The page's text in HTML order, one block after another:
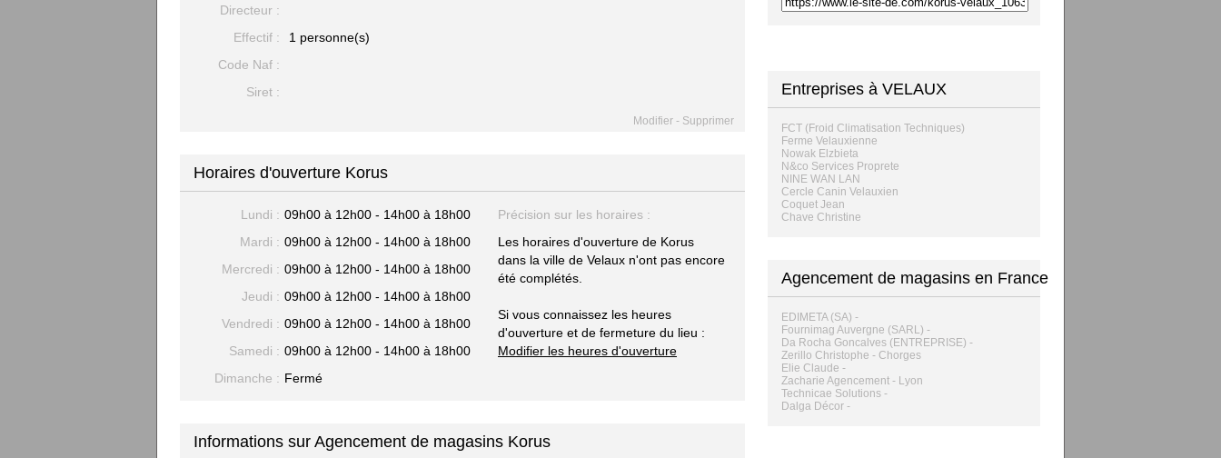
Directeur :
Effectif :
1 personne(s)
Code Naf :
Siret :
Modifier - Supprimer
Horaires d'ouverture Korus
Lundi : 09h00 à 12h00 - 14h00 à 18h00
Mardi : 09h00 à 12h00 - 14h00 à 18h00
Mercredi : 09h00 à 12h00 - 14h00 à 18h00
Jeudi : 09h00 à 12h00 - 14h00 à 18h00
Vendredi : 09h00 à 12h00 - 14h00 à 18h00
Samedi : 09h00 à 12h00 - 14h00 à 18h00
Dimanche : Fermé
Précision sur les horaires :
Les horaires d'ouverture de Korus
dans la ville de Velaux n'ont pas encore
été complétés.
Si vous connaissez les heures
d'ouverture et de fermeture du lieu :
Modifier les heures d'ouverture
Informations sur Agencement de magasins Korus
Entreprises à VELAUX
FCT (Froid Climatisation Techniques)
Ferme Velauxienne
Nowak Elzbieta
N&co Services Proprete
NINE WAN LAN
Cercle Canin Velauxien
Coquet Jean
Chave Christine
Agencement de magasins en France
EDIMETA (SA) -
Fournimag Auvergne (SARL) -
Da Rocha Goncalves (ENTREPRISE) -
Zerillo Christophe - Chorges
Elie Claude -
Zacharie Agencement - Lyon
Technicae Solutions -
Dalga Décor -